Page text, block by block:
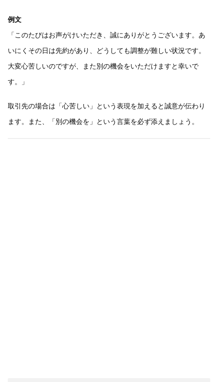
例文
「このたびはお声がけいただき、誠にありがとうございます。あ
いにくその日は先約があり、どうしても調整が難しい状況です。
大変心苦しいのですが、また別の機会をいただけますと幸いで
す。」
取引先の場合は「心苦しい」という表現を加えると誠意が伝わり
ます。また、「別の機会を」という言葉を必ず添えましょう。